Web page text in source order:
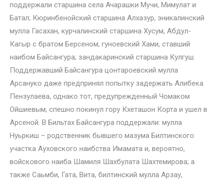
поддержали старшина села Ачарашки Мучи, Мимулат и
Батал; Кюринбенойский старшина Алхазур, эникалинский
мулла Гасахан, курчалинский старшина Хусум, Абдул-
Кагыр с братом Берсеном; гуноевский Хами, ставший
наибом Байсангура; зандакаринский старшина Кулгуш.
Поддержавший Байсангура цонтароевский мулла
Арсануко даже предпринял попытку задержать Алибека
Пензулаева, однако тот, предупрежденный Чомаком
Ойшиевым, спешно покинул гору Кхеташон Корта и ушел в
Арсеной. В Бильтах Байсангура поддержали: мулла
Нуьркиш – родственник бывшего мазума Билтинского
участка Ауховского наибства Имамата и, вероятно,
войскового наиба Шамиля Шахбулата Шахтемирова; а
также Саьмби, Гата, Вита, билтинский мулла Арзау,